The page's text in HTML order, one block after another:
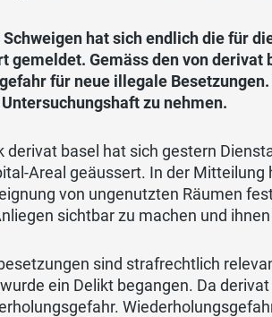
hat sich endlich die für
gemeldet. Gemäss den von
für neue illegale
zu nehmen.
derivat basel hat sich gestern
Areal geäussert. In der
von ungenutzten Räumen
sichtbar zu machen und
sind strafrechtlich
ein Delikt begangen. Da